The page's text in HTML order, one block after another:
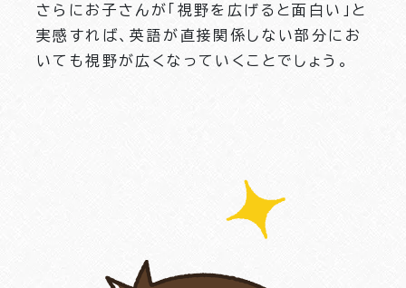
さらにお子さんが「視野を広げると面白い」と
実感すれば、英語が直接関係しない部分にお
いても視野が広くなっていくことでしょう。